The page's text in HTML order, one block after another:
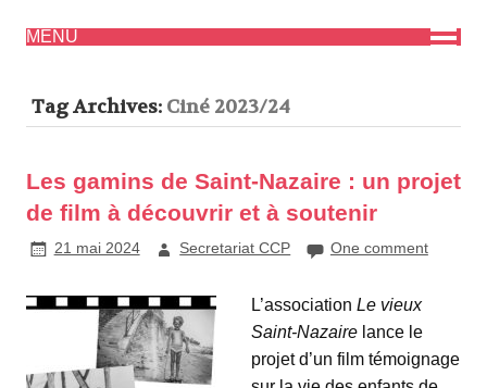
MENU
Tag Archives: Ciné 2023/24
Les gamins de Saint-Nazaire : un projet
de film à découvrir et à soutenir
21 mai 2024 Secretariat CCP One comment
L’association Le vieux
Saint-Nazaire lance le
projet d’un film témoignage